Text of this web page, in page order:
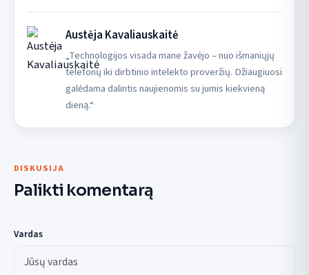
Austėja Kavaliauskaitė
„Technologijos visada mane žavėjo – nuo išmaniųjų
telefonų iki dirbtinio intelekto proveržių. Džiaugiuosi
galėdama dalintis naujienomis su jumis kiekvieną
dieną.“
DISKUSIJA
Palikti komentarą
Vardas